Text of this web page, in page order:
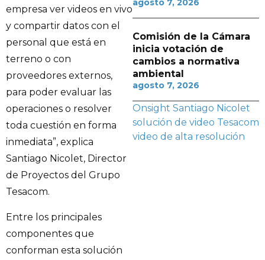
empresa ver videos en vivo
y compartir datos con el
personal que está en
terreno o con
proveedores externos,
para poder evaluar las
operaciones o resolver
toda cuestión en forma
inmediata”, explica
Santiago Nicolet, Director
de Proyectos del Grupo
Tesacom.
Entre los principales
componentes que
conforman esta solución
agosto 7, 2026
Comisión de la Cámara
inicia votación de
cambios a normativa
ambiental
agosto 7, 2026
Onsight Santiago Nicolet
solución de video Tesacom
video de alta resolución